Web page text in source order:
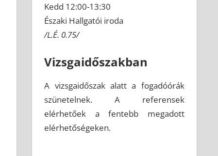
Kedd 12:00-13:30
Északi Hallgatói iroda
/L.É. 0.75/
Vizsgaidőszakban
A vizsgaidőszak alatt a fogadóórák
szünetelnek. A referensek
elérhetőek a fentebb megadott
elérhetőségeken.